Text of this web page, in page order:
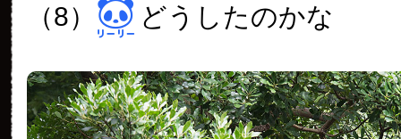
（8） どうしたのかな